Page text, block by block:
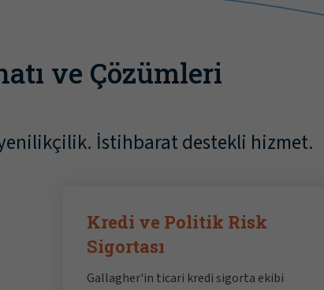
ve Çözümleri
İstihbarat destekli hizmet.
Kredi ve Politik Risk
Sigortası
Gallagher'in ticari kredi sigorta ekibi